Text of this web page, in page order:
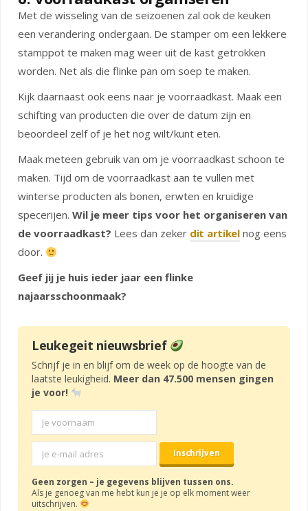
Met de wisseling van de seizoenen zal ook de keuken
een verandering ondergaan. De stamper om een lekkere
stamppot te maken mag weer uit de kast getrokken
worden. Net als die flinke pan om soep te maken.
Kijk daarnaast ook eens naar je voorraadkast. Maak een
schifting van producten die over de datum zijn en
beoordeel zelf of je het nog wilt/kunt eten.
Maak meteen gebruik van om je voorraadkast schoon te
maken. Tijd om de voorraadkast aan te vullen met
winterse producten als bonen, erwten en kruidige
specerijen. Wil je meer tips voor het organiseren van
de voorraadkast? Lees dan zeker dit artikelnog eens
door.
Geef jij je huis ieder jaar een flinke
najaarsschoonmaak?
Leukegeit nieuwsbrief
Schrijf je in en blijf om de week op de hoogte van de
laatste leukigheid. Meer dan 47.500 mensen gingen
je voor!
Geen zorgen – je gegevens blijven tussen ons.
Als je genoeg van me hebt kun je je op elk moment weer
uitschrijven.